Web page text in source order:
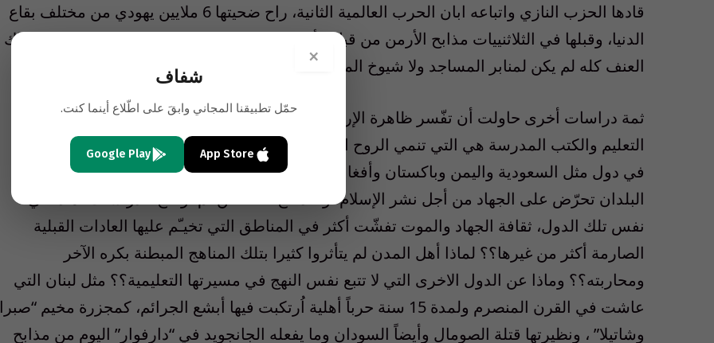
قادها الحزب النازي واتباعه ابان الحرب العالمية الثانية، راح ضحيتها 6 ملايين يهودي من مختلف بقاع
الدنيا، وقبلها في الثلاثنييات مذابح الأرمن من قبل الأتراك حيث قضى على اثرها 300 الف ارمني. ذاك
العنف كله لم يكن لمنابر المساجد ولا شيوخ المسلمين أي دور فيه.
ثمة دراسات أخرى حاولت أن تفّسر ظاهرة الإرهاب بصورة مختلفة. حيث استنتج الباحثون فيها أن
التعليم والكتب المدرسة هي التي تنمي الروح العدائية تجاه الغير وتغذيها في نفوس الصغار، خاصة
في دول مثل السعودية واليمن وباكستان وأفغانستان. اثبتت الدراسة أن المناهج المدرسية في تلك
البلدان تحرّض على الجهاد من أجل نشر الإسلام أو الدفاع عنه، لكن لم توضح الدراسات لماذا في
نفس تلك الدول، ثقافة الجهاد والموت تفشّت أكثر في المناطق التي تخيـّم عليها العادات القبلية
الصارمة أكثر من غيرها؟؟ لماذا أهل المدن لم يتأثروا كثيرا بتلك المناهج المبطنة بكره الآخر
ومحاربته؟؟ وماذا عن الدول الاخرى التي لا تتبع نفس النهج في مسيرتها التعليمية؟؟ مثل لبنان التي
عاشت في القرن المنصرم ولمدة 15 سنة حرباً أهلية اُرتكبت فيها أبشع الجرائم، كمجزرة مخيم “صبرا
وشاتيلا” ، ونظيرتها قتلة الصومال وأيضاً السودان وما يفعله الجانجويد في “دارفوار” اليوم من مذابح
×
شفاف
حمّل تطبيقنا المجاني وابقَ على اطّلاع أينما كنت.
App Store
Google Play